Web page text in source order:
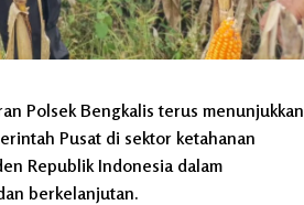
Polsek Bengkalis terus menunjukkan
Pusat di sektor ketahanan
Republik Indonesia dalam
berkelanjutan.